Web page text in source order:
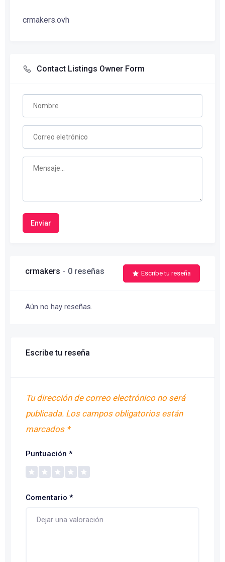
crmakers.ovh
Contact Listings Owner Form
Enviar
crmakers 0 reseñas Escribe tu reseña
Aún no hay reseñas.
Escribe tu reseña
Tu dirección de correo electrónico no será
publicada. Los campos obligatorios están
marcados *
Puntuación *
Comentario *